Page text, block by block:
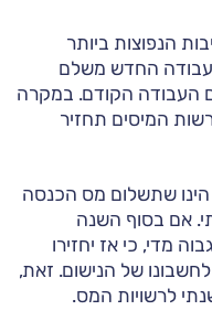
הנפוצות ביותר
החדש משלם
העבודה הקודם. במקרה
המיסים תחזיר
הינו שתשלום מס הכנסה
אם בסוף השנה
מדי, כי אז יחזירו
של הנישום. זאת,
לרשויות המס.